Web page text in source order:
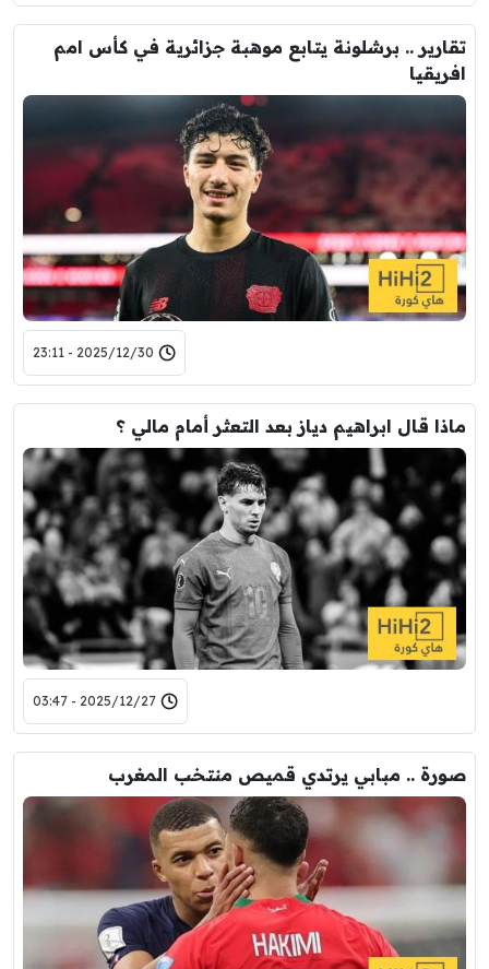
تقارير .. برشلونة يتابع موهبة جزائرية في كأس امم
افريقيا
2025/12/30 - 23:11
ماذا قال ابراهيم دياز بعد التعثر أمام مالي ؟
2025/12/27 - 03:47
صورة .. مبابي يرتدي قميص منتخب المغرب